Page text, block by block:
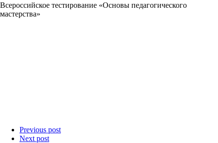
Всероссийское тестирование «Основы педагогического
мастерства»
Previous post
Next post